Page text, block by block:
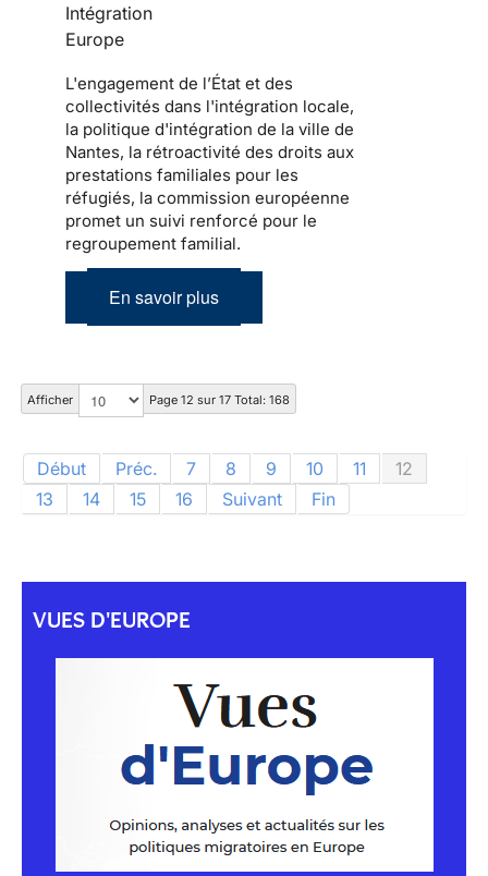
Intégration
Europe
L'engagement de l’État et des
collectivités dans l'intégration locale,
la politique d'intégration de la ville de
Nantes, la rétroactivité des droits aux
prestations familiales pour les
réfugiés, la commission européenne
promet un suivi renforcé pour le
regroupement familial.
En savoir plus
Afficher Page 12 sur 17 Total: 168
Début Préc. 7 8 9 10 11
12
13
14 15 16 Suivant Fin
VUES D'EUROPE